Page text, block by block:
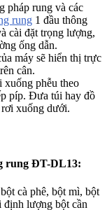
pháp rung và các
rung 1 đầu thông
cài đặt trọng lượng,
ống dẫn.
máy sẽ hiển thị trực
cân.
xuống phễu theo
píp. Đưa túi hay đồ
rơi xuống dưới.
rung ĐT-DL13:
cà phê, bột mì, bột
lượng bột cần